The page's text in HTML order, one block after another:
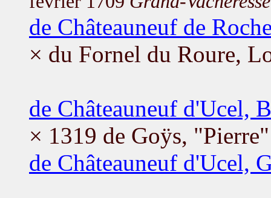
de Châteauneuf de
× du Fornel du Roure,
de Châteauneuf d'Ucel,
× 1319 de Goÿs,
de Châteauneuf d'Ucel,